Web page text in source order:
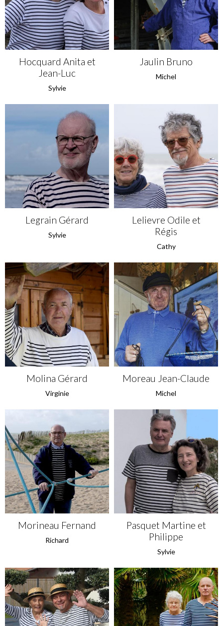
Hocquard Anita et
Jean-Luc
Sylvie
Jaulin Bruno
Michel
Legrain Gérard
Sylvie
Lelievre Odile et
Régis
Cathy
Molina Gérard
Virginie
Moreau Jean-Claude
Michel
Morineau Fernand
Richard
Pasquet Martine et
Philippe
Sylvie